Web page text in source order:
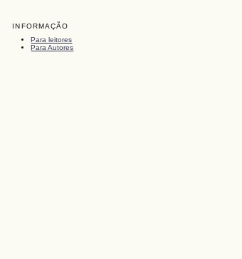
INFORMAÇÃO
Para leitores
Para Autores